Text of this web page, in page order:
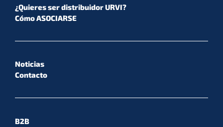
¿Quieres ser distribuidor URVI?
Cómo ASOCIARSE
Noticias
Contacto
B2B